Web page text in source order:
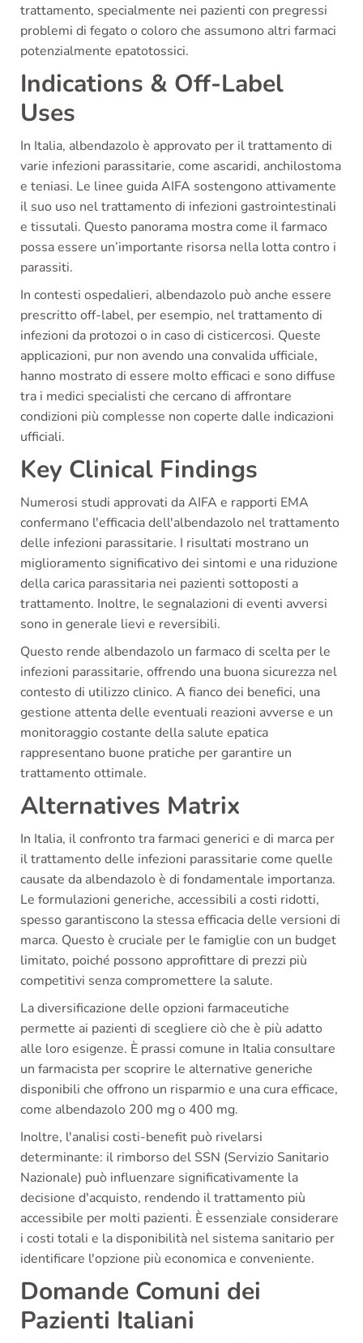
trattamento, specialmente nei pazienti con pregressi
problemi di fegato o coloro che assumono altri farmaci
potenzialmente epatotossici.
Indications & Off-Label
Uses
In Italia, albendazolo è approvato per il trattamento di
varie infezioni parassitarie, come ascaridi, anchilostoma
e teniasi. Le linee guida AIFA sostengono attivamente
il suo uso nel trattamento di infezioni gastrointestinali
e tissutali. Questo panorama mostra come il farmaco
possa essere un’importante risorsa nella lotta contro i
parassiti.
In contesti ospedalieri, albendazolo può anche essere
prescritto off-label, per esempio, nel trattamento di
infezioni da protozoi o in caso di cisticercosi. Queste
applicazioni, pur non avendo una convalida ufficiale,
hanno mostrato di essere molto efficaci e sono diffuse
tra i medici specialisti che cercano di affrontare
condizioni più complesse non coperte dalle indicazioni
ufficiali.
Key Clinical Findings
Numerosi studi approvati da AIFA e rapporti EMA
confermano l'efficacia dell'albendazolo nel trattamento
delle infezioni parassitarie. I risultati mostrano un
miglioramento significativo dei sintomi e una riduzione
della carica parassitaria nei pazienti sottoposti a
trattamento. Inoltre, le segnalazioni di eventi avversi
sono in generale lievi e reversibili.
Questo rende albendazolo un farmaco di scelta per le
infezioni parassitarie, offrendo una buona sicurezza nel
contesto di utilizzo clinico. A fianco dei benefici, una
gestione attenta delle eventuali reazioni avverse e un
monitoraggio costante della salute epatica
rappresentano buone pratiche per garantire un
trattamento ottimale.
Alternatives Matrix
In Italia, il confronto tra farmaci generici e di marca per
il trattamento delle infezioni parassitarie come quelle
causate da albendazolo è di fondamentale importanza.
Le formulazioni generiche, accessibili a costi ridotti,
spesso garantiscono la stessa efficacia delle versioni di
marca. Questo è cruciale per le famiglie con un budget
limitato, poiché possono approfittare di prezzi più
competitivi senza compromettere la salute.
La diversificazione delle opzioni farmaceutiche
permette ai pazienti di scegliere ciò che è più adatto
alle loro esigenze. È prassi comune in Italia consultare
un farmacista per scoprire le alternative generiche
disponibili che offrono un risparmio e una cura efficace,
come albendazolo 200 mg o 400 mg.
Inoltre, l'analisi costi-benefit può rivelarsi
determinante: il rimborso del SSN (Servizio Sanitario
Nazionale) può influenzare significativamente la
decisione d'acquisto, rendendo il trattamento più
accessibile per molti pazienti. È essenziale considerare
i costi totali e la disponibilità nel sistema sanitario per
identificare l'opzione più economica e conveniente.
Domande Comuni dei
Pazienti Italiani